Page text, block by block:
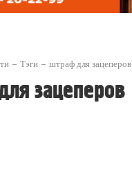
Тэги штраф для зацеперов
зацеперов